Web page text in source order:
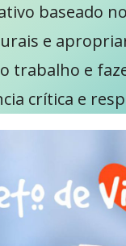
baseado
e
e
crítica e